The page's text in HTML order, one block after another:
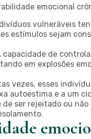
emocional
vulneráveis
estímulos sejam
capacidade de
em explosões
vezes, esses
autoestima e a um
ser rejeitado ou não